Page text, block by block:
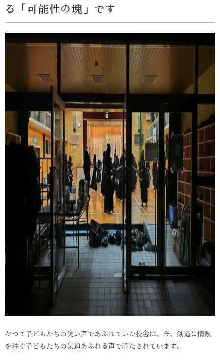
る「可能性の塊」です
かつて子どもたちの笑い声であふれていた校舎は、今、剣道に情熱
を注ぐ子どもたちの気迫あふれる声で満たされています。